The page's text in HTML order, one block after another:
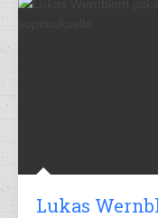
Lukas